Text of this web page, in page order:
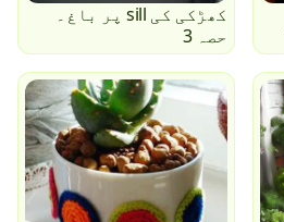
کھڑکی کی sill پر باغ۔
حصہ 3